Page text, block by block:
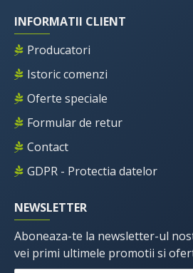
INFORMATII CLIENT
Producatori
Istoric comenzi
Oferte speciale
Formular de retur
Contact
GDPR - Protectia datelor
NEWSLETTER
Aboneaza-te la newsletter-ul
vei primi ultimele promotii si